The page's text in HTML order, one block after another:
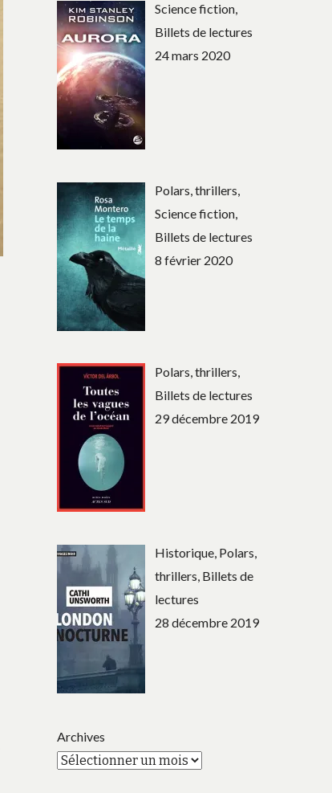
Science fiction,
Billets de lectures
24 mars 2020
Polars, thrillers,
Science fiction,
Billets de lectures
8 février 2020
Polars, thrillers,
Billets de lectures
29 décembre 2019
Historique, Polars,
thrillers, Billets de
lectures
28 décembre 2019
Archives